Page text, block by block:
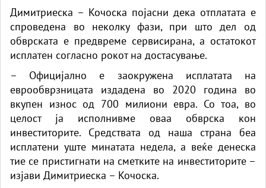
Димитриеска – Кочоска појасни дека отплатата е
спроведена во неколку фази, при што дел од
обврската е предвреме сервисирана, а остатокот
исплатен согласно рокот на достасување.
– Официјално е заокружена исплатата на
еврообврзницата издадена во 2020 година во
вкупен износ од 700 милиони евра. Со тоа, во
целост ја исполнивме оваа обврска кон
инвеститорите. Средствата од наша страна беа
исплатени уште минатата недела, а веќе денеска
тие се пристигнати на сметките на инвеститорите –
изјави Димитриеска – Кочоска.